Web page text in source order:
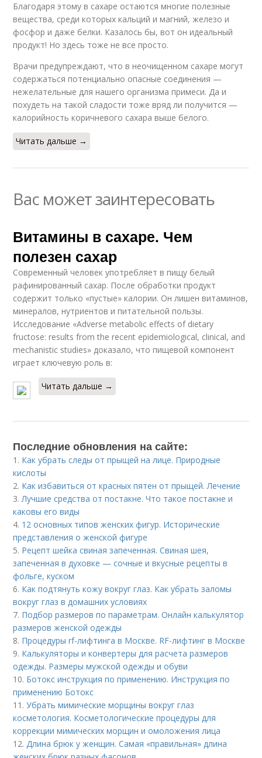
Благодаря этому в сахаре остаются многие полезные
вещества, среди которых кальций и магний, железо и
фосфор и даже белки. Казалось бы, вот он идеальный
продукт! Но здесь тоже не все просто.
Врачи предупреждают, что в неочищенном сахаре могут
содержаться потенциально опасные соединения —
нежелательные для нашего организма примеси. Да и
похудеть на такой сладости тоже вряд ли получится —
калорийность коричневого сахара выше белого.
Читать дальше →
Вас может заинтересовать
Витамины в сахаре. Чем
полезен сахар
Современный человек употребляет в пищу белый
рафинированный сахар. После обработки продукт
содержит только «пустые» калории. Он лишен витаминов,
минералов, нутриентов и питательной пользы.
Исследование «Adverse metabolic effects of dietary
fructose: results from the recent epidemiological, clinical, and
mechanistic studies» доказало, что пищевой компонент
играет ключевую роль в:
Читать дальше →
Последние обновления на сайте:
1. Как убрать следы от прыщей на лице. Природные
кислоты
2. Как избавиться от красных пятен от прыщей. Лечение
3.Лучшие средства от постакне. Что такое постакне и
каковы его виды
4. 12 основных типов женских фигур. Исторические
представления о женской фигуре
5. Рецепт шейка свиная запеченная. Свиная шея,
запеченная в духовке — сочные и вкусные рецепты в
фольге, куском
6. Как подтянуть кожу вокруг глаз. Как убрать заломы
вокруг глаз в домашних условиях
7. Подбор размеров по параметрам. Онлайн калькулятор
размеров женской одежды
8. Процедуры rf-лифтинга в Москве. RF-лифтинг в Москве
9. Калькуляторы и конвертеры для расчета размеров
одежды. Размеры мужской одежды и обуви
10. Ботокс инструкция по применению. Инструкция по
применению Ботокс
11.Убрать мимические морщины вокруг глаз
косметология. Косметологические процедуры для
коррекции мимических морщин и омоложения лица
12.Длина брюк у женщин. Самая «правильная» длина